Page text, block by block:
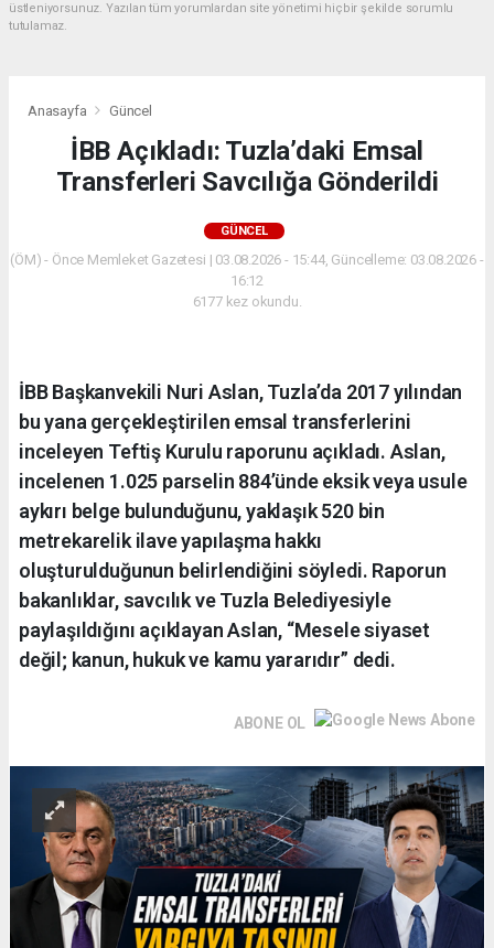
üstleniyorsunuz. Yazılan tüm yorumlardan site yönetimi hiçbir şekilde sorumlu
tutulamaz.
Anasayfa Güncel
İBB Açıkladı: Tuzla’daki Emsal
Transferleri Savcılığa Gönderildi
GÜNCEL
(ÖM) - Önce Memleket Gazetesi | 03.08.2026 - 15:44, Güncelleme: 03.08.2026 -
16:12
6177 kez okundu.
İBB Başkanvekili Nuri Aslan, Tuzla’da 2017 yılından
bu yana gerçekleştirilen emsal transferlerini
inceleyen Teftiş Kurulu raporunu açıkladı. Aslan,
incelenen 1.025 parselin 884’ünde eksik veya usule
aykırı belge bulunduğunu, yaklaşık 520 bin
metrekarelik ilave yapılaşma hakkı
oluşturulduğunun belirlendiğini söyledi. Raporun
bakanlıklar, savcılık ve Tuzla Belediyesiyle
paylaşıldığını açıklayan Aslan, “Mesele siyaset
değil; kanun, hukuk ve kamu yararıdır” dedi.
ABONE OL